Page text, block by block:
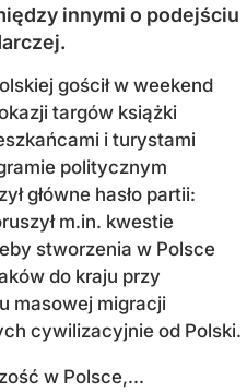
innymi o podejściu
gościł w weekend
targów książki
i turystami
politycznym
główne hasło partii:
m.in. kwestie
stworzenia w Polsce
do kraju przy
masowej migracji
cywilizacyjnie od Polski.
w Polsce,...